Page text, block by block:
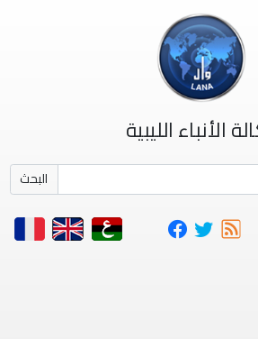
الأنباء الليبية
البحث